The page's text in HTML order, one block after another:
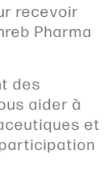
recevoir
Pharma
des
aider à
et